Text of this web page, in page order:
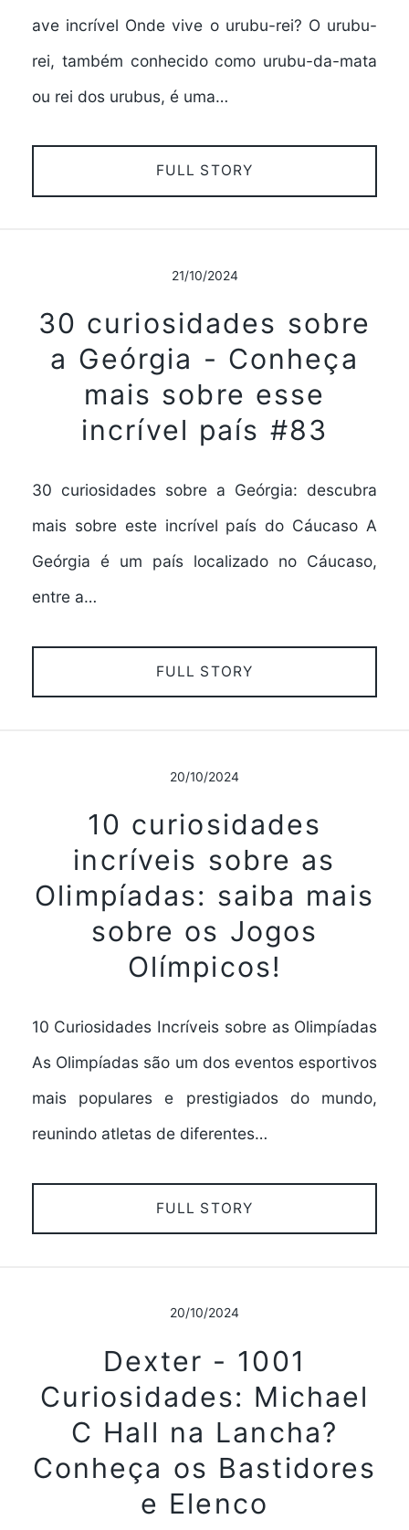
ave incrível Onde vive o urubu-rei? O urubu-
rei, também conhecido como urubu-da-mata
ou rei dos urubus, é uma…
FULL STORY
21/10/2024
30 curiosidades sobre
a Geórgia - Conheça
mais sobre esse
incrível país #83
30 curiosidades sobre a Geórgia: descubra
mais sobre este incrível país do Cáucaso A
Geórgia é um país localizado no Cáucaso,
entre a…
FULL STORY
20/10/2024
10 curiosidades
incríveis sobre as
Olimpíadas: saiba mais
sobre os Jogos
Olímpicos!
10 Curiosidades Incríveis sobre as Olimpíadas
As Olimpíadas são um dos eventos esportivos
mais populares e prestigiados do mundo,
reunindo atletas de diferentes…
FULL STORY
20/10/2024
Dexter - 1001
Curiosidades: Michael
C Hall na Lancha?
Conheça os Bastidores
e Elenco